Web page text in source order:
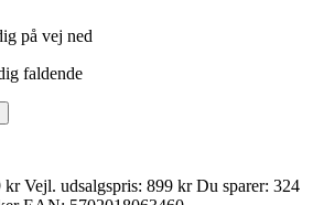
på vej ned
faldende
kr Vejl. udsalgspris: 899 kr Du sparer: 324